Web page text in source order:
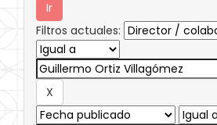
Filtros actuales: